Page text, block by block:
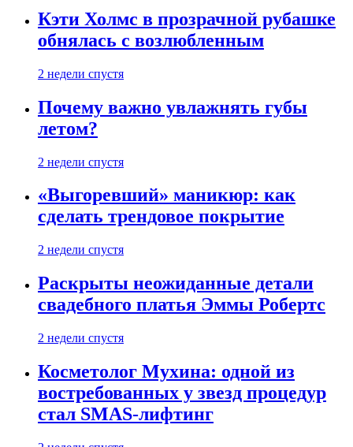
Кэти Холмс в прозрачной рубашке
обнялась с возлюбленным
2 недели спустя
Почему важно увлажнять губы
летом?
2 недели спустя
«Выгоревший» маникюр: как
сделать трендовое покрытие
2 недели спустя
Раскрыты неожиданные детали
свадебного платья Эммы Робертс
2 недели спустя
Косметолог Мухина: одной из
востребованных у звезд процедур
стал SMAS-лифтинг